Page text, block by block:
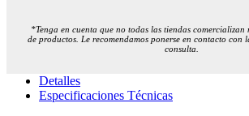
*Tenga en cuenta que no todas las tiendas comercializan
de productos. Le recomendamos ponerse en contacto
consulta.
Detalles
Especificaciones Técnicas